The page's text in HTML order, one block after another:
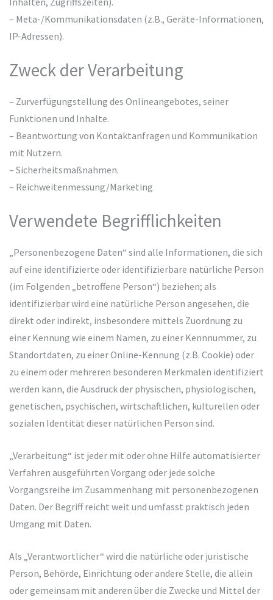
– Meta-/Kommunikationsdaten (z.B., Geräte-Informationen,
IP-Adressen).
Zweck der Verarbeitung
– Zurverfügungstellung des Onlineangebotes, seiner
Funktionen und Inhalte.
– Beantwortung von Kontaktanfragen und Kommunikation
mit Nutzern.
– Sicherheitsmaßnahmen.
– Reichweitenmessung/Marketing
Verwendete Begrifflichkeiten
„Personenbezogene Daten“ sind alle Informationen, die sich
auf eine identifizierte oder identifizierbare natürliche Person
(im Folgenden „betroffene Person“) beziehen; als
identifizierbar wird eine natürliche Person angesehen, die
direkt oder indirekt, insbesondere mittels Zuordnung zu
einer Kennung wie einem Namen, zu einer Kennnummer, zu
Standortdaten, zu einer Online-Kennung (z.B. Cookie) oder
zu einem oder mehreren besonderen Merkmalen identifiziert
werden kann, die Ausdruck der physischen, physiologischen,
genetischen, psychischen, wirtschaftlichen, kulturellen oder
sozialen Identität dieser natürlichen Person sind.
„Verarbeitung“ ist jeder mit oder ohne Hilfe automatisierter
Verfahren ausgeführten Vorgang oder jede solche
Vorgangsreihe im Zusammenhang mit personenbezogenen
Daten. Der Begriff reicht weit und umfasst praktisch jeden
Umgang mit Daten.
Als „Verantwortlicher“ wird die natürliche oder juristische
Person, Behörde, Einrichtung oder andere Stelle, die allein
oder gemeinsam mit anderen über die Zwecke und Mittel der